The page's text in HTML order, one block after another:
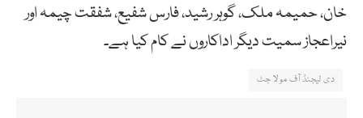
خان، حمیمہ ملک، گوہر رشید، فارس شفیع، شفقت چیمہ اور
نیراعجاز سمیت دیگر اداکاروں نے کام کیا ہے۔
دی لیجنڈ آف مولا جٹ